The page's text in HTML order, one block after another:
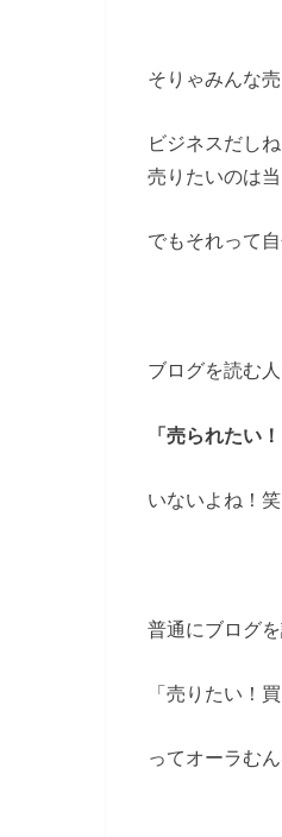
そりゃみんな
ビジネスだしね
売りたいのは
でもそれって
ブログを読む
「売られたい
いないよね！笑
普通にブログ
「売りたい！
ってオーラむ